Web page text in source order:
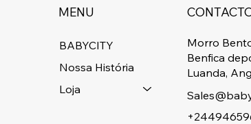
MENU
BABYCITY
Nossa História
Loja
Morro
Benfica
Luanda,